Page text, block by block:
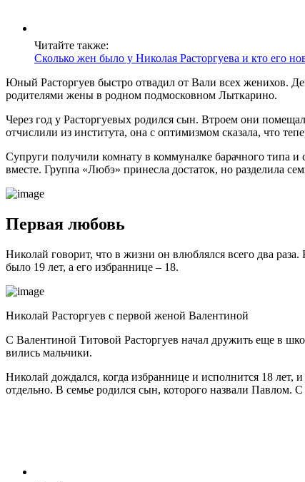
Читайте также:
Сколько жен было у Николая Расторгуева и кто его
Юный Расторгуев быстро отвадил от Вали всех женихов.
родителями жены в родном подмосковном Лыткарино.
Через год у Расторгуевых родился сын. Втроем они
отчислили из института, она с оптимизмом сказала, что
Супруги получили комнату в коммуналке барачного типа
вместе. Группа «Любэ» принесла достаток, но разделила
Первая любовь
Николай говорит, что в жизни он влюблялся всего два
было 19 лет, а его избраннице – 18.
Николай Расторгуев с первой женой Валентиной
С Валентиной Титовой Расторгуев начал дружить еще в
вились мальчики.
Николай дождался, когда избраннице и исполнится 18
отдельно. В семье родился сын, которого назвали Павлом.